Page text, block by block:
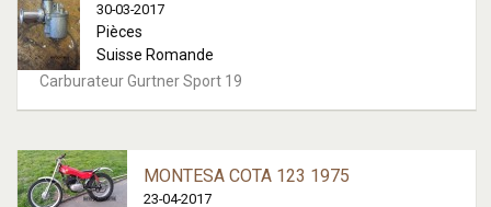
30-03-2017
Pièces
Suisse Romande
Carburateur Gurtner Sport 19
MONTESA COTA 123 1975
23-04-2017